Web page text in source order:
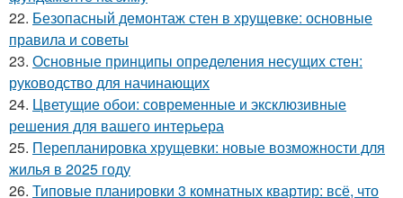
22. Безопасный демонтаж стен в хрущевке: основные
правила и советы
23. Основные принципы определения несущих стен:
руководство для начинающих
24. Цветущие обои: современные и эксклюзивные
решения для вашего интерьера
25. Перепланировка хрущевки: новые возможности для
жилья в 2025 году
26. Типовые планировки 3 комнатных квартир: всё, что